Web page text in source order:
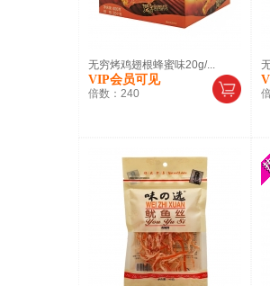
无穷烤鸡翅根蜂蜜味20g/...
VIP会员可见
倍数： 240